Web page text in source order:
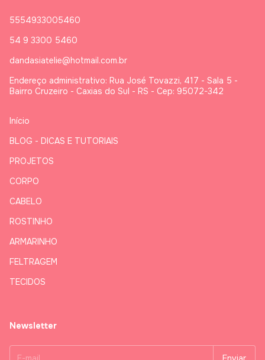
5554933005460
54 9 3300 5460
dandasiatelie@hotmail.com.br
Endereço administrativo: Rua José Tovazzi, 417 - Sala 5 -
Bairro Cruzeiro - Caxias do Sul - RS - Cep: 95072-342
Início
BLOG - DICAS E TUTORIAIS
PROJETOS
CORPO
CABELO
ROSTINHO
ARMARINHO
FELTRAGEM
TECIDOS
Newsletter